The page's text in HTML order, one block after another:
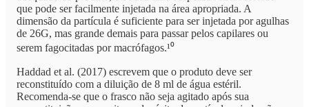
que pode ser facilmente injetada na área apropriada. A
dimensão da partícula é suficiente para ser injetada por agulhas
de 26G, mas grande demais para passar pelos capilares ou
serem fagocitadas por macrófagos.¹⁰
Haddad et al. (2017) escrevem que o produto deve ser
reconstituído com a diluição de 8 ml de água estéril.
Recomenda-se que o frasco não seja agitado após sua